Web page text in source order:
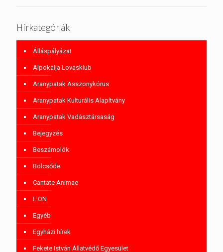
Hírkategóriák
Álláspályázat
Alpokalja Lovasklub
Aranypatak Asszonykórus
Aranypatak Kulturális Alapítvány
Aranypatak Vadásztársaság
Bejegyzés
Beszámolók
Bölcsőde
Cantate Animae
E.ON
Egyéb
Egyházi hírek
Fekete István Állatvédő Egyesület